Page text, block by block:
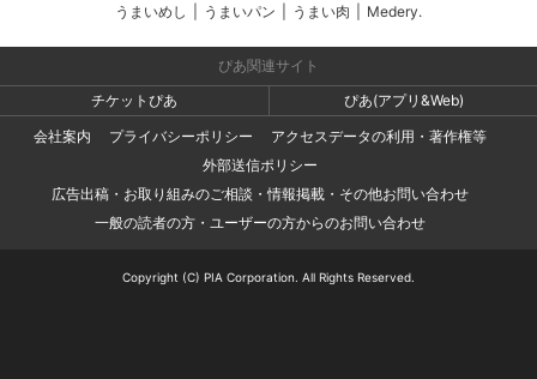
うまいめし
うまいパン うまい肉 Medery.
ぴあ関連サイト
チケットぴあ
ぴあ(アプリ&Web)
会社案内
プライバシーポリシー
アクセスデータの利用・著作権等
外部送信ポリシー
広告出稿・お取り組みのご相談・情報掲載・その他お問い合わせ
一般の読者の方・ユーザーの方からのお問い合わせ
Copyright (C) PIA Corporation. All Rights Reserved.